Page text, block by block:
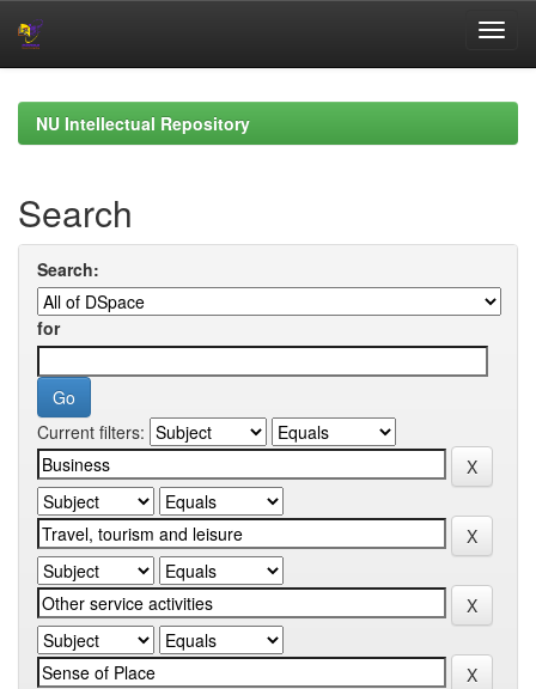
navigationNU Intellectual Repository
Search
Search:
for
Current filters: